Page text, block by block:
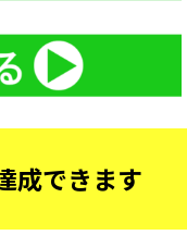
成できます